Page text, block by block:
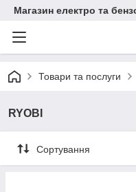
Магазин електро та
Товари та послуги
RYOBI
Сортування